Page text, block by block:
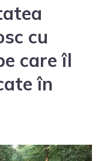
cu
care îl
în